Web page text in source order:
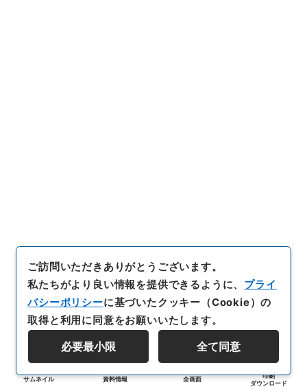
サムネイル 資料情報 全画面
印刷
ダウンロード
ご訪問いただきありがとうございます。
私たちがより良い情報を提供できるように、 プライ
バシーポリシーに基づいたクッキー（Cookie）の
取得と利用に同意をお願いいたします。
必要最小限 全て同意